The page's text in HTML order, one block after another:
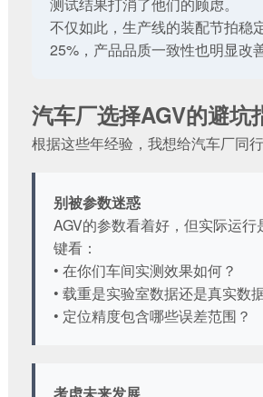
测试结果打消了他们的顾虑。
不仅如此，生产线的装配节拍稳
25%，产品品质一致性也明显改善
汽车厂选择AGV的避坑
根据这些年经验，我想给汽车厂同
别被参数迷惑
AGV的参数看着好，但实际运行
键看：
• 在你们车间实测效果如何？
• 载重是实验室数据还是真实数
• 定位精度包含哪些误差范围？